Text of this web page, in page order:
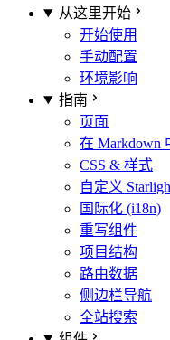
从这里开始
开始使用
手动配置
环境影响
指南
页面
在 Markdown
CSS & 样式
自定义
国际化 (i18n)
重写组件
项目结构
路由数据
侧边栏导航
全站搜索